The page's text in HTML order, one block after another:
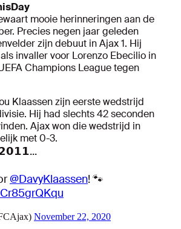
mooie herinneringen aan de
Precies negen jaar geleden
zijn debuut in Ajax 1. Hij
invaller voor Lorenzo Ebecilio in
Champions League tegen
Klaassen zijn eerste wedstrijd
Hij had slechts 42 seconden
Ajax won die wedstrijd in
met 0-3.
@DavyKlaassen! 🐾
November 22, 2020